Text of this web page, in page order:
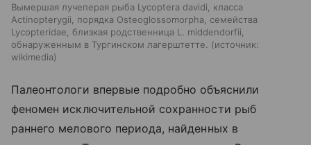
Вымершая лучеперая рыба Lycoptera davidi, класса
Actinopterygii, порядка Osteoglossomorpha, семейства
Lycopteridae, близкая родственница L. middendorfii,
обнаруженным в Тургинском лагерштетте.
источник:
wikimedia
Палеонтологи впервые подробно объяснили
феномен исключительной сохранности рыб
раннего мелового периода, найденных в